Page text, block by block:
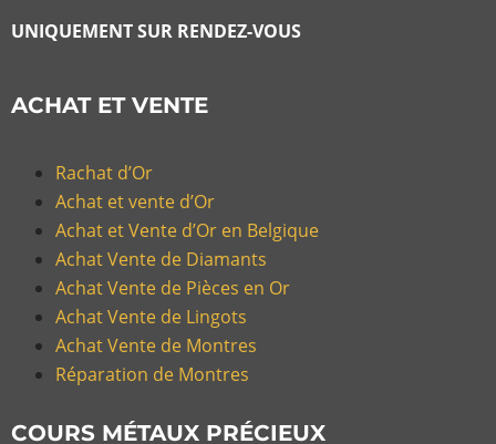
UNIQUEMENT SUR RENDEZ-VOUS
ACHAT ET VENTE
Rachat d’Or
Achat et vente d’Or
Achat et Vente d’Or en Belgique
Achat Vente de Diamants
Achat Vente de Pièces en Or
Achat Vente de Lingots
Achat Vente de Montres
Réparation de Montres
COURS MÉTAUX PRÉCIEUX